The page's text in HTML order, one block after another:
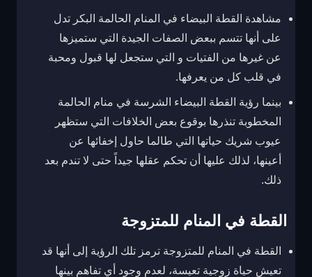
مشاهدة القطة البيضاء في المنام الحالمة البكر تدل
على أنها تتسم ببعض الصفات الجيدة التي ستميزها
عن غيرها من الفتيات و التي ستجعل لها قبول ومحبة
في قلب كل من يعرفها.
بينما رؤية القطة البيضاء الشرسة في منام الحالمة
المخطوبة تنذرها بوقوع بعض الخلافات التي ستظهر
عيوب شريك حياتها التي طالما حاول إخفائها عن
أعينها، لذلك عليها أن تحكم عقلها جيداً حتى لا تندم بعد
ذلك.
القطة في المنام للمتزوجة
القطة في المنام للمتزوجة ترمز تلك الرؤية إلى أنها قد
تعيش حياة زوجية تعيسة، لعدم وجود أي تفاهم بينها